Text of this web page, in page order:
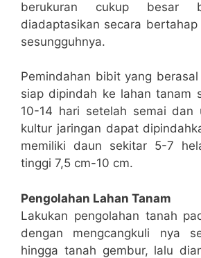
berukuran cukup besar
diadaptasikan secara
sesungguhnya.
Pemindahan bibit yang
siap dipindah ke lahan tanam
10-14 hari setelah semai
kultur jaringan dapat
memiliki daun sekitar 5-7
tinggi 7,5 cm-10 cm.
Pengolahan Lahan Tanam
Lakukan pengolahan tanah
dengan mengcangkuli nya
hingga tanah gembur, lalu